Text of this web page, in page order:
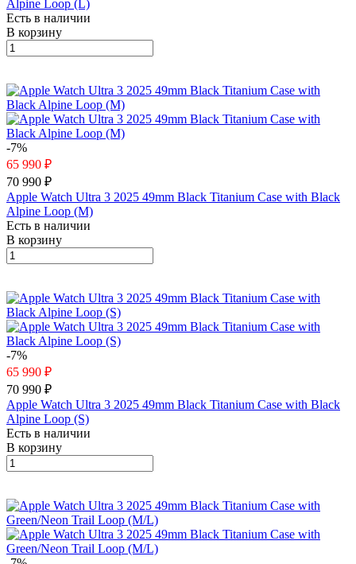
Alpine Loop (L)
Есть в наличии
В корзину
-7%
65 990 ₽
70 990 ₽
Apple Watch Ultra 3 2025 49mm Black Titanium Case with Black
Alpine Loop (M)
Есть в наличии
В корзину
-7%
65 990 ₽
70 990 ₽
Apple Watch Ultra 3 2025 49mm Black Titanium Case with Black
Alpine Loop (S)
Есть в наличии
В корзину